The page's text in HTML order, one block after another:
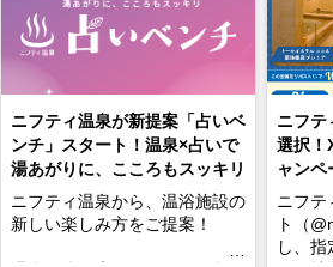
ニフティ温泉が新提案「占いベ
ンチ」スタート！温泉×占いで
湯あがりに、こころもスッキリ
ニフティ温泉から、温浴施設の
新しい楽しみ方をご提案！
ニフテ
選択！
ャンペ
ニフテ
ト（
し、指